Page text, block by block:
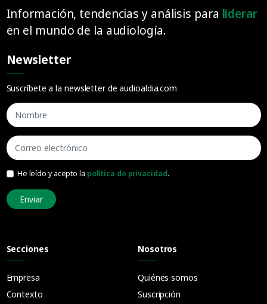
Información, tendencias y análisis para liderar
en el mundo de la audiología.
Newsletter
Suscríbete a la newsletter de audioaldia.com
He leído y acepto la política de privacidad.
Enviar
Secciones
Empresa
Contexto
Nosotros
Quiénes somos
Suscripción